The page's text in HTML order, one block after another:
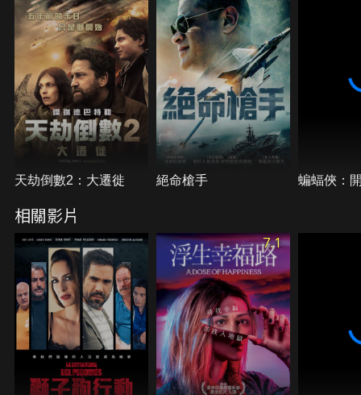
天劫倒數2：大遷徙 絕命槍手 蝙蝠俠：
相關影片
7.1